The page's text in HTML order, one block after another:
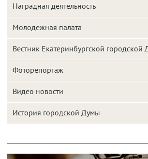
Наградная деятельность
Молодежная палата
Вестник Екатеринбургской городской
Фоторепортаж
Видео новости
История городской Думы